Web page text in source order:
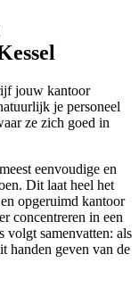
jouw kantoor
je personeel
ze zich goed in
eenvoudige en
Dit laat heel het
opgeruimd kantoor
concentreren in een
volgt samenvatten: als
handen geven van de